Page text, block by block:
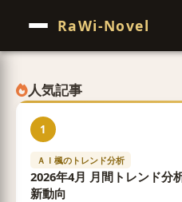
RaWi-Novel
人気記事
1
ＡＩ楓のトレンド分析
2026年4月 月間トレンド
新動向